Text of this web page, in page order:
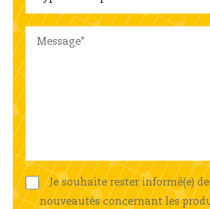
Je souhaite rester informé(e)
nouveautés concernant les